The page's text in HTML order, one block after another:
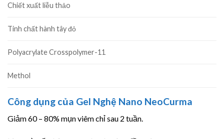
Chiết xuất liễu thảo
Tinh chất hành tây đỏ
Polyacrylate Crosspolymer-11
Methol
Công dụng của Gel Nghệ Nano NeoCurma
Giảm 60 – 80% mụn viêm chỉ sau 2 tuần.